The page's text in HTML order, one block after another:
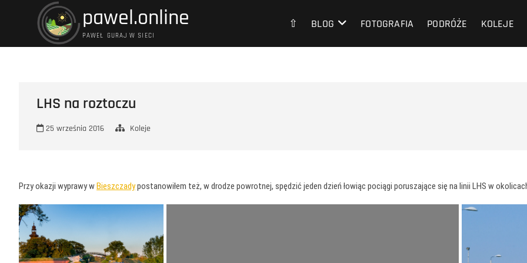
pawel.online
PAWEŁ GURAJ W SIECI
⇧ BLOG FOTOGRAFIA PODRÓŻE KOLEJE
LHS na roztoczu
25 września 2016 Koleje
Przy okazji wyprawy wBieszczadypostanowiłem też, w drodze powrotnej, spędzić jeden dzień łowiąc pociągi poruszające się na linii LHS w